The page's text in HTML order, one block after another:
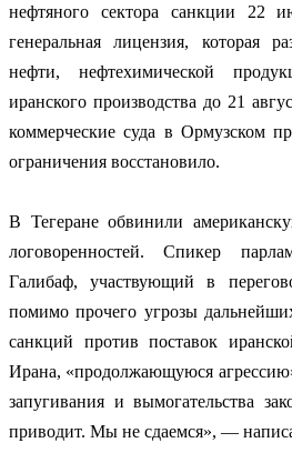
нефтяного сектора санкции
генеральная лицензия, которая
нефти, нефтехимической
иранского производства до 21
коммерческие суда в Ормузском
ограничения восстановило.
В Тегеране обвинили
логоворенностей. Спикер
Галибаф, участвующий в
помимо прочего угрозы
санкций против поставок
Ирана, «продолжающуюся
запугивания и вымогательства
приводит. Мы не сдаемся», —